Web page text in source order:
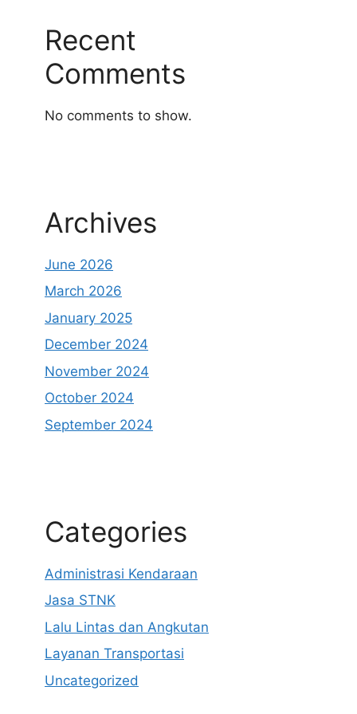
Recent
Comments
No comments to show.
Archives
June 2026
March 2026
January 2025
December 2024
November 2024
October 2024
September 2024
Categories
Administrasi Kendaraan
Jasa STNK
Lalu Lintas dan Angkutan
Layanan Transportasi
Uncategorized